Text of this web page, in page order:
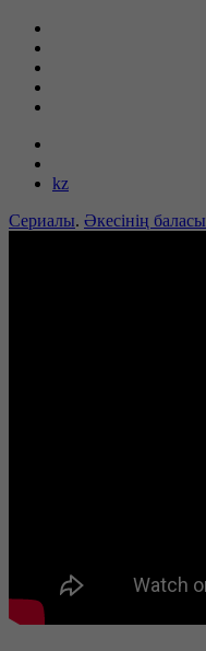
kz
Сериалы. Әкесінің баласы